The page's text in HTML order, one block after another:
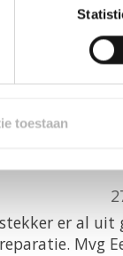
toestaan
er al uit
Mvg